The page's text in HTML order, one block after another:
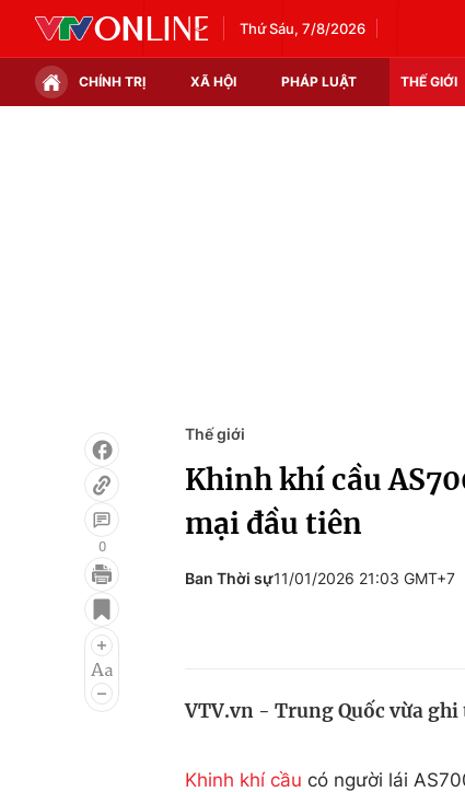
Thứ Sáu, 7/8/2026
CHÍNH TRỊ XÃ HỘI PHÁP LUẬT THẾ GIỚI
Điện ảnh
Âm nhạc
Chất lượng cuộc
0
Thế giới
Khinh khí cầu
mại đầu tiên
Ban Thời sự11/01/2026 21:03 GMT+7
VTV.vn - Trung Quốc vừa
Khinh khí cầu có người lái